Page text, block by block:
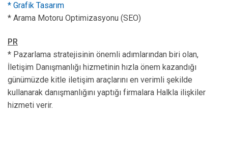
* Grafik Tasarım
* Arama Motoru Optimizasyonu (SEO)
PR
* Pazarlama stratejisinin önemli adımlarından biri olan,
İletişim Danışmanlığı hizmetinin hızla önem kazandığı
günümüzde kitle iletişim araçlarını en verimli şekilde
kullanarak danışmanlığını yaptığı firmalara Halkla ilişkiler
hizmeti verir.